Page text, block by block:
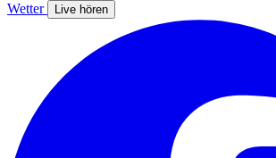
Wetter Live hören